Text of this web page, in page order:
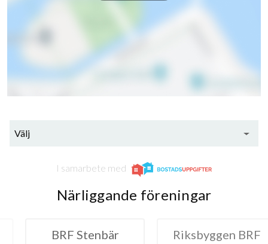
Välj
I samarbete med
Närliggande föreningar
Riksbyggen BRF